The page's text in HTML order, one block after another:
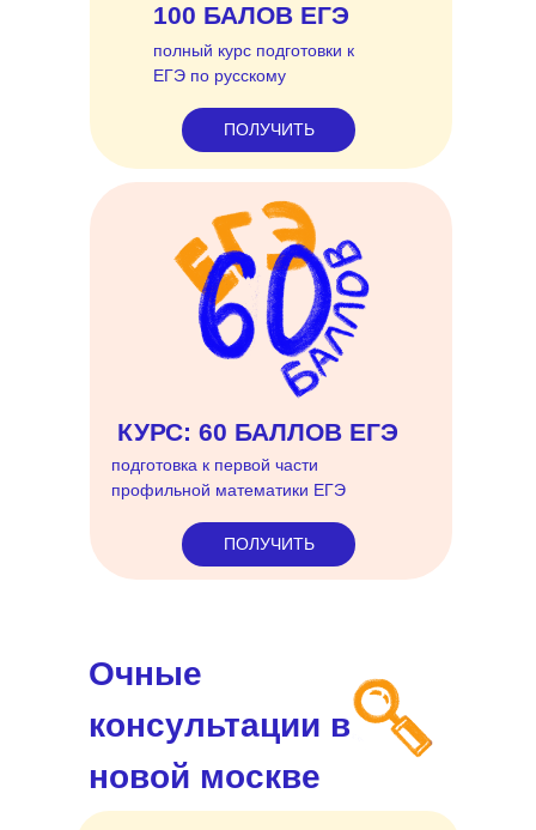
полный курс подготовки к
ЕГЭ по русскому
ПОЛУЧИТЬ
100 БАЛОВ ЕГЭ
подготовка к первой части
профильной математики ЕГЭ
ПОЛУЧИТЬ
КУРС: 60 БАЛЛОВ ЕГЭ
Очные
консультации в
новой москве